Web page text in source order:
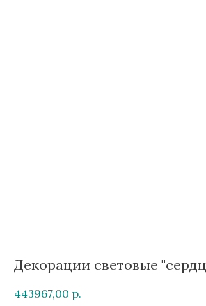
Декорации световые
443967,00 р.